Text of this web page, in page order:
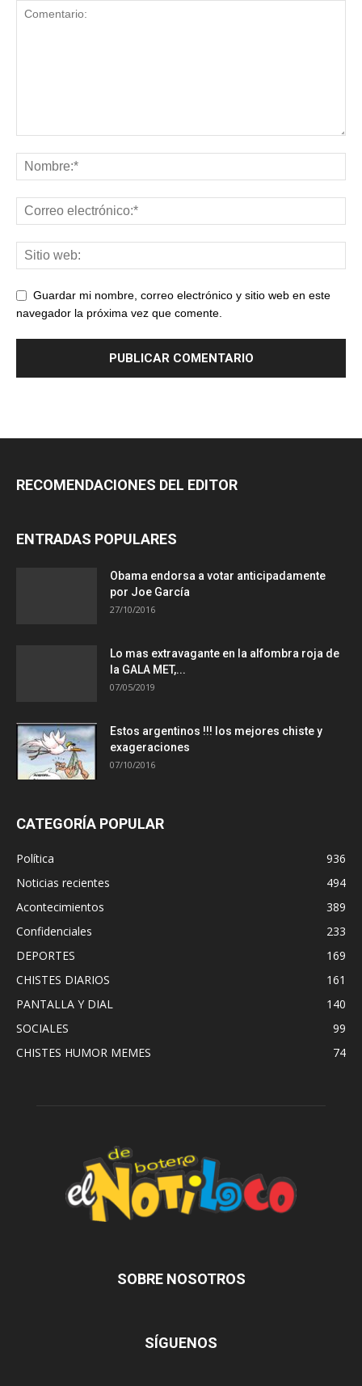
Guardar mi nombre, correo electrónico y sitio web en este
navegador la próxima vez que comente.
RECOMENDACIONES DEL EDITOR
ENTRADAS POPULARES
Obama endorsa a votar anticipadamente
por Joe García
27/10/2016
Lo mas extravagante en la alfombra roja de
la GALA MET,...
07/05/2019
Estos argentinos !!! los mejores chiste y
exageraciones
07/10/2016
CATEGORÍA POPULAR
Política
936
Noticias recientes
494
Acontecimientos
389
Confidenciales
233
DEPORTES
169
CHISTES DIARIOS
161
PANTALLA Y DIAL
140
SOCIALES
99
CHISTES HUMOR MEMES
74
SOBRE NOSOTROS
SÍGUENOS